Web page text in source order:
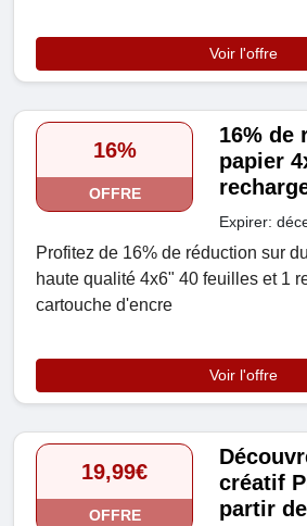
Voir l'offre
16%
OFFRE
16% de
papier
Expirer:
Profitez de 16% de réduction sur
haute qualité 4x6" 40 feuilles et 1
cartouche d'encre
Voir l'offre
19,99€
OFFRE
créatif
partir